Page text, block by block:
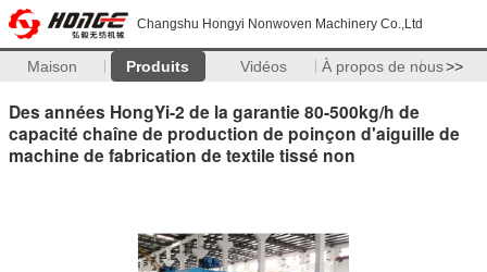
Changshu Hongyi Nonwoven Machinery Co.,Ltd
Maison Produits Vidéos À propos de nous>>
Des années HongYi-2 de la garantie 80-500kg/h de
capacité chaîne de production de poinçon d'aiguille de
machine de fabrication de textile tissé non